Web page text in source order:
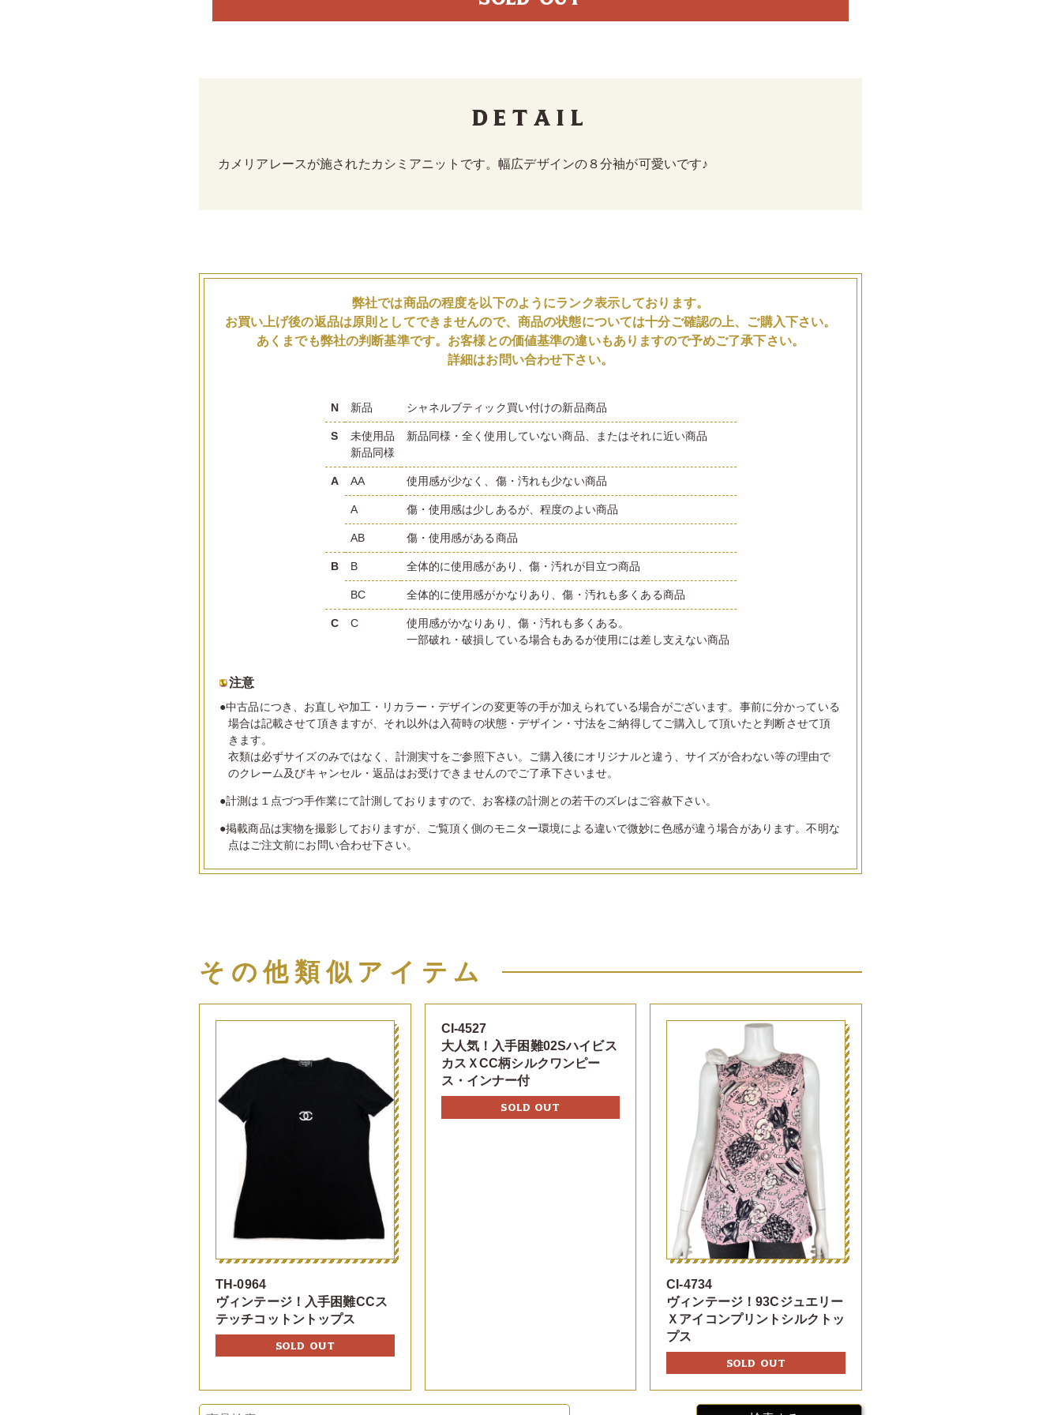
Detail
カメリアレースが施されたカシミアニットです。幅広デザインの８分袖が可愛いです♪
弊社では商品の程度を以下のようにランク表示しております。
お買い上げ後の返品は原則としてできませんので、商品の状態については十分ご確認の上、ご購入下さい。
あくまでも弊社の判断基準です。お客様との価値基準の違いもありますので予めご了承下さい。
詳細はお問い合わせ下さい。
N 新品 シャネルブティック買い付けの新品商品
S
未使用品
新品同様
新品同様・全く使用していない商品、またはそれに近い商品
A AA 使用感が少なく、傷・汚れも少ない商品
A 傷・使用感は少しあるが、程度のよい商品
AB 傷・使用感がある商品
B B 全体的に使用感があり、傷・汚れが目立つ商品
BC 全体的に使用感がかなりあり、傷・汚れも多くある商品
C C
使用感がかなりあり、傷・汚れも多くある。
一部破れ・破損している場合もあるが使用には差し支えない商品
注意
●中古品につき、お直しや加工・リカラー・デザインの変更等の手が加えられている場合がございます。事前に分かっている
場合は記載させて頂きますが、それ以外は入荷時の状態・デザイン・寸法をご納得してご購入して頂いたと判断させて頂
きます。
衣類は必ずサイズのみではなく、計測実寸をご参照下さい。ご購入後にオリジナルと違う、サイズが合わない等の理由で
のクレーム及びキャンセル・返品はお受けできませんのでご了承下さいませ。
●計測は１点づつ手作業にて計測しておりますので、お客様の計測との若干のズレはご容赦下さい。
●掲載商品は実物を撮影しておりますが、ご覧頂く側のモニター環境による違いで微妙に色感が違う場合があります。不明な
点はご注文前にお問い合わせ下さい。
その他類似アイテム
TH-0964
ヴィンテージ！入手困難CCス
テッチコットントップス
SOLD OUT
CI-4527
大人気！入手困難02Sハイビス
カスＸCC柄シルクワンピー
ス・インナー付
SOLD OUT
CI-4734
ヴィンテージ！93Cジュエリー
Ｘアイコンプリントシルクトッ
プス
SOLD OUT